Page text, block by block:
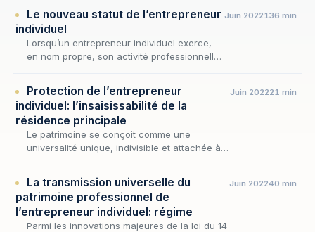
Le nouveau statut de l’entrepreneur
individuel
Lorsqu’un entrepreneur individuel exerce,
en nom propre, son activité professionnelle,
soit saisie…
Juin 2022136 min
Protection de l’entrepreneur
individuel: l’insaisissabilité de la
résidence principale
Le patrimoine se conçoit comme une
universalité unique, indivisible et attachée à
créanciers ; c'est…
Juin 202221 min
La transmission universelle du
patrimoine professionnel de
l’entrepreneur individuel: régime
Parmi les innovations majeures de la loi du 14
Juin 202240 min